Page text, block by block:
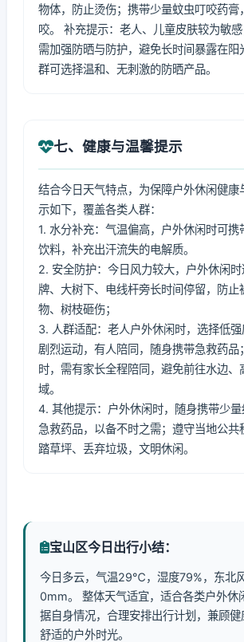
物体，防止烫伤；携带少量蚊虫叮咬药膏
咬。 补充提示：老人、儿童皮肤较为敏
需加强防晒与防护，避免长时间暴露在阳
群可选择温和、无刺激的防晒产品。
七、健康与温馨提示
结合今日天气特点，为保障户外休闲健康
示如下，覆盖各类人群：
1. 水分补充：气温偏高，户外休闲时可携
饮料，补充出汗流失的电解质。
2. 安全防护：今日风力较大，户外休闲
牌、大树下、电线杆旁长时间停留，防止
物、树枝砸伤；
3. 人群适配：老人户外休闲时，选择低
剧烈运动，有人陪同，随身携带急救药品
时，需有家长全程陪同，避免前往水边、
域。
4. 其他提示：户外休闲时，随身携带少量
急救药品，以备不时之需；遵守当地公共
踏草坪、丢弃垃圾，文明休闲。
宝山区今日出行小结：
今日多云，气温29℃，湿度79%，东北
0mm。 整体天气适宜，适合各类户外休
据自身情况，合理安排出行计划，兼顾
舒适的户外时光。